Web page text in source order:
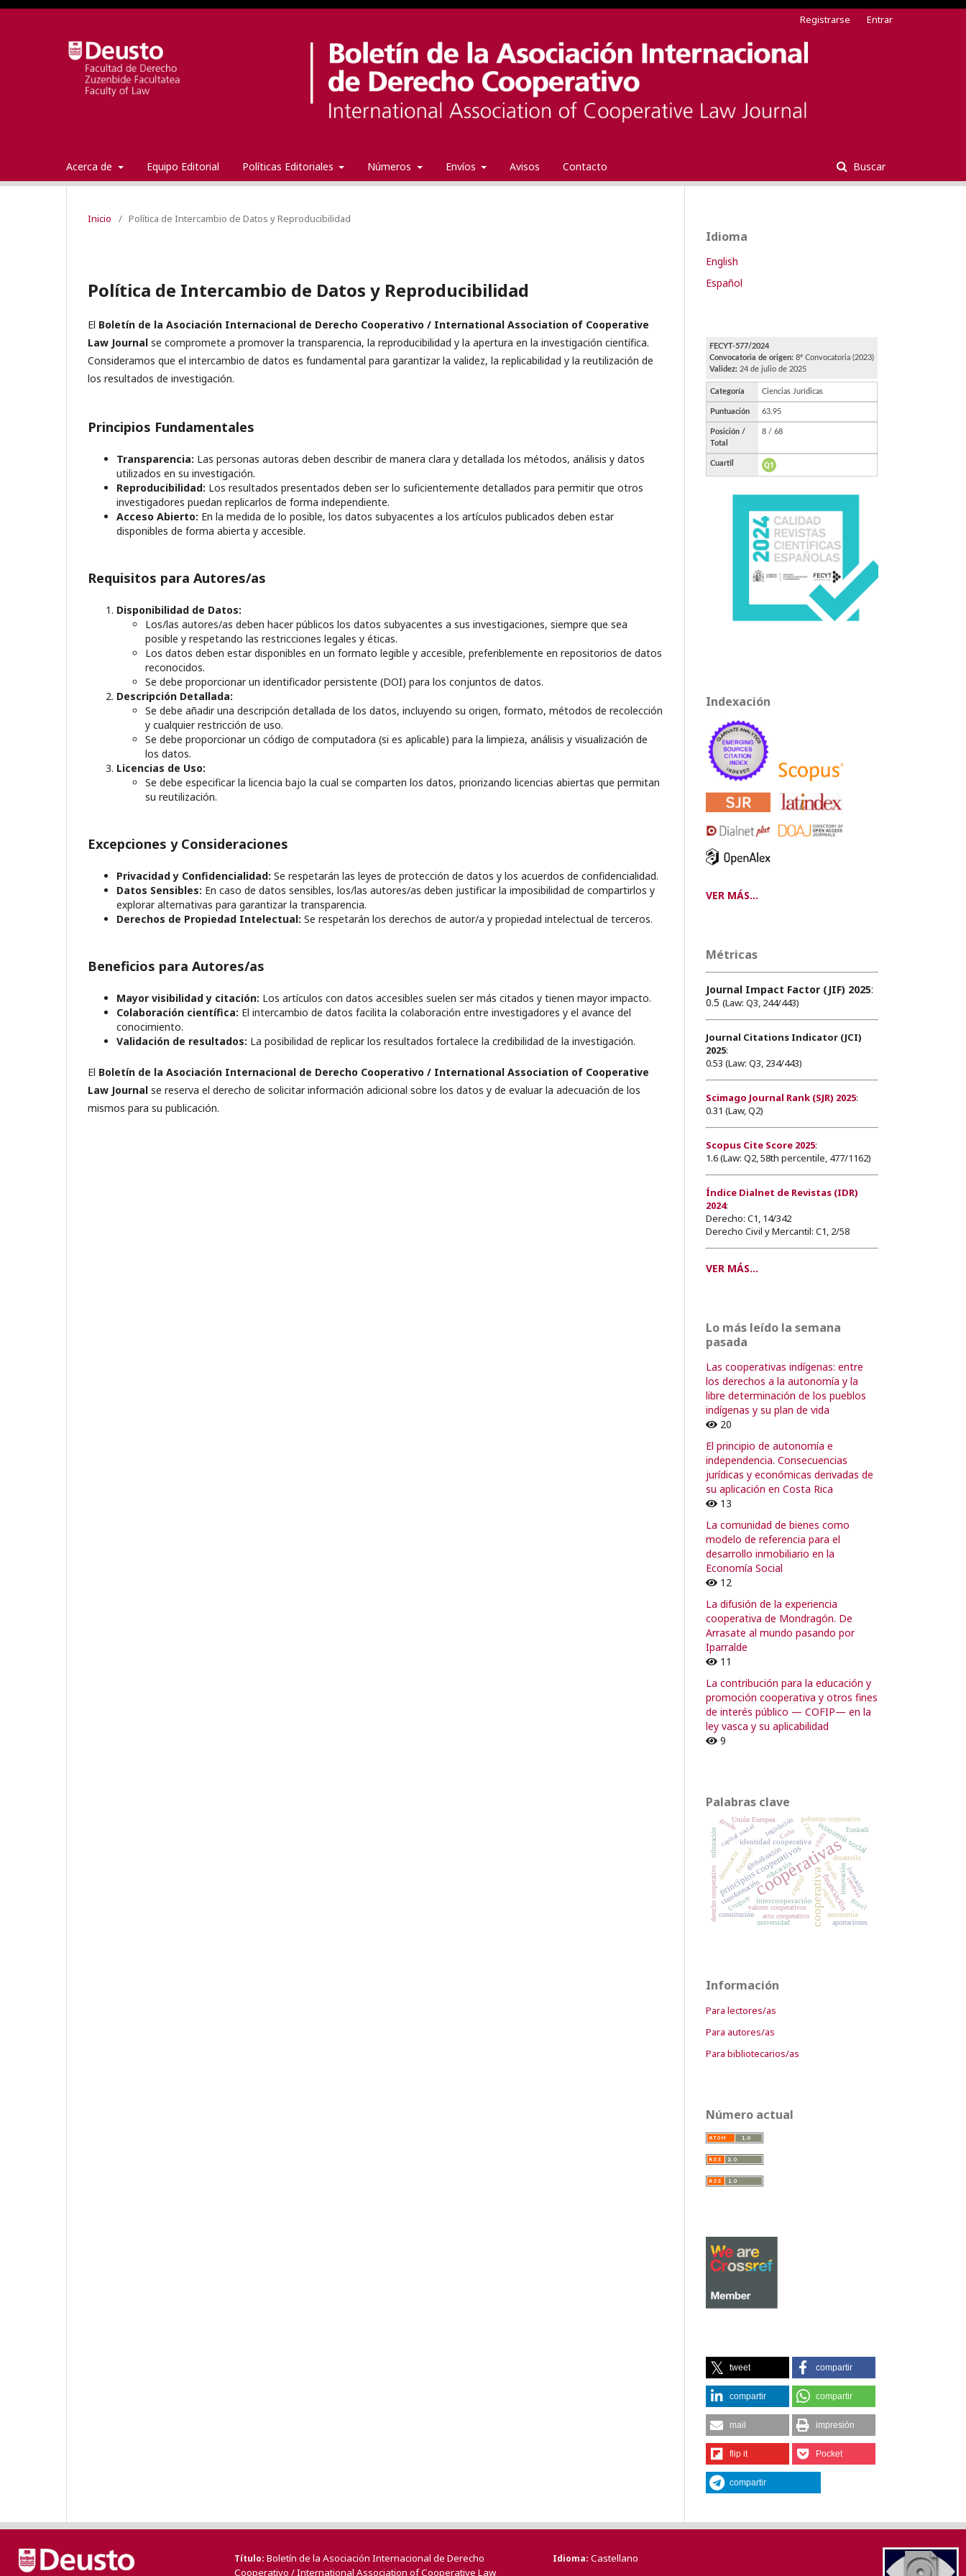
Acerca de Equipo Editorial Políticas Editoriales Números Envíos Avisos Contacto Buscar
Registrarse Entrar
Inicio / Política de Intercambio de Datos y Reproducibilidad
Política de Intercambio de Datos y Reproducibilidad
El Boletín de la Asociación Internacional de Derecho Cooperativo / International Association of Cooperative
Law Journal se compromete a promover la transparencia, la reproducibilidad y la apertura en la investigación científica.
Consideramos que el intercambio de datos es fundamental para garantizar la validez, la replicabilidad y la reutilización de
los resultados de investigación.
Principios Fundamentales
Transparencia: Las personas autoras deben describir de manera clara y detallada los métodos, análisis y datos
utilizados en su investigación.
Reproducibilidad: Los resultados presentados deben ser lo suficientemente detallados para permitir que otros
investigadores puedan replicarlos de forma independiente.
Acceso Abierto: En la medida de lo posible, los datos subyacentes a los artículos publicados deben estar
disponibles de forma abierta y accesible.
Requisitos para Autores/as
Disponibilidad de Datos:
Los/las autores/as deben hacer públicos los datos subyacentes a sus investigaciones, siempre que sea
posible y respetando las restricciones legales y éticas.
Los datos deben estar disponibles en un formato legible y accesible, preferiblemente en repositorios de datos
reconocidos.
Se debe proporcionar un identificador persistente (DOI) para los conjuntos de datos.
Descripción Detallada:
Se debe añadir una descripción detallada de los datos, incluyendo su origen, formato, métodos de recolección
y cualquier restricción de uso.
Se debe proporcionar un código de computadora (si es aplicable) para la limpieza, análisis y visualización de
los datos.
Licencias de Uso:
Se debe especificar la licencia bajo la cual se comparten los datos, priorizando licencias abiertas que permitan
su reutilización.
Excepciones y Consideraciones
Privacidad y Confidencialidad: Se respetarán las leyes de protección de datos y los acuerdos de confidencialidad.
Datos Sensibles: En caso de datos sensibles, los/las autores/as deben justificar la imposibilidad de compartirlos y
explorar alternativas para garantizar la transparencia.
Derechos de Propiedad Intelectual: Se respetarán los derechos de autor/a y propiedad intelectual de terceros.
Beneficios para Autores/as
Mayor visibilidad y citación: Los artículos con datos accesibles suelen ser más citados y tienen mayor impacto.
Colaboración científica: El intercambio de datos facilita la colaboración entre investigadores y el avance del
conocimiento.
Validación de resultados: La posibilidad de replicar los resultados fortalece la credibilidad de la investigación.
El Boletín de la Asociación Internacional de Derecho Cooperativo / International Association of Cooperative
Law Journal se reserva el derecho de solicitar información adicional sobre los datos y de evaluar la adecuación de los
mismos para su publicación.
Idioma
English
Español
Indexación
VER MÁS...
Métricas
Journal Impact Factor (JIF) 2025:
0.5 (Law: Q3, 244/443)
Journal Citations Indicator (JCI)
2025:
0.53 (Law: Q3, 234/443)
Scimago Journal Rank (SJR) 2025:
0.31 (Law, Q2)
Scopus Cite Score 2025:
1.6 (Law: Q2, 58th percentile, 477/1162)
Índice Dialnet de Revistas (IDR)
2024:
Derecho: C1, 14/342
Derecho Civil y Mercantil: C1, 2/58
VER MÁS...
Lo más leído la semana
pasada
Las cooperativas indígenas: entre
los derechos a la autonomía y la
libre determinación de los pueblos
indígenas y su plan de vida
20
El principio de autonomía e
independencia. Consecuencias
jurídicas y económicas derivadas de
su aplicación en Costa Rica
13
La comunidad de bienes como
modelo de referencia para el
desarrollo inmobiliario en la
Economía Social
12
La difusión de la experiencia
cooperativa de Mondragón. De
Arrasate al mundo pasando por
Iparralde
11
La contribución para la educación y
promoción cooperativa y otros fines
de interés público — COFIP— en la
ley vasca y su aplicabilidad
9
Palabras clave
cooperativas
cooperativa
principios cooperativos
economía social
financiación
capital
identidad cooperativa
intercooperación
valores cooperativos
fiscalidad
transformación
educación
derecho cooperativodemocracia globalización
innovación
acto cooperativo
desarrollo
capital social
universidad
Cuba
autonomía
legislación
Uruguay
crisis
España formación
Euskadi
Unión Europea gobierno corporativo
aportaciones
tributación
reservas
registro
constitución
Brasil
gestão ODS
Información
Para lectores/as
Para autores/as
Para bibliotecarios/as
Número actual
tweet compartir
compartir compartir
mail impresión
flip it Pocket
compartir
Título Boletín de la Asociación Internacional de Derecho
Cooperativo / International Association of Cooperative Law
Idioma Castellano